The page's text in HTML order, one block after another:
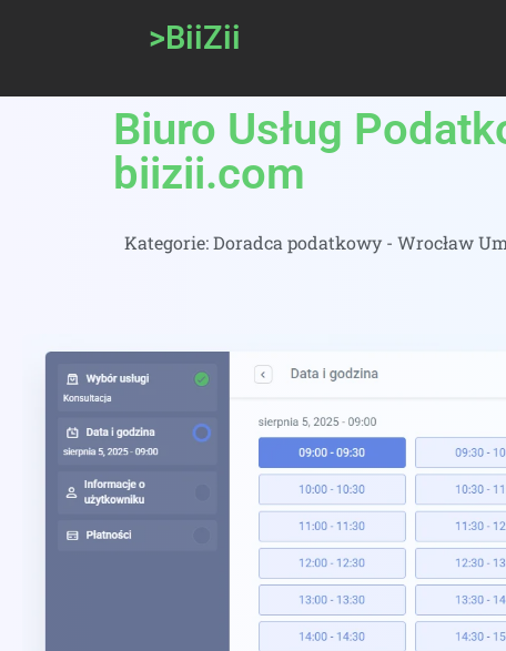
>BiiZii
Biuro Usług
biizii.com
Kategorie:Doradca podatkowy - Wrocław